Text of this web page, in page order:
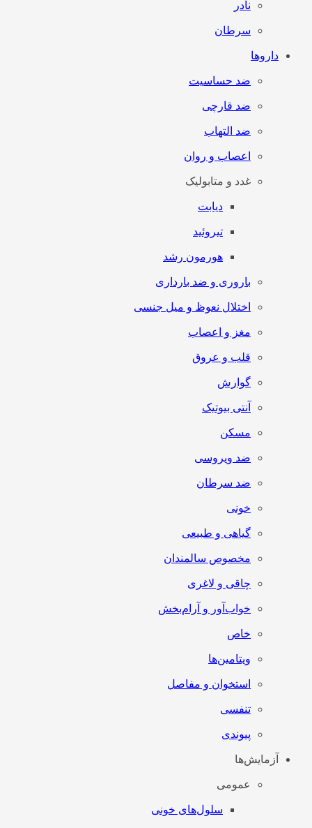
نادر
سرطان
داروها
ضد حساسیت
ضد قارچی
ضد التهاب
اعصاب و روان
غدد و متابولیک
دیابت
تیروئید
هورمون رشد
باروری و ضد بارداری
اختلال نعوظ و میل جنسی
مغز و اعصاب
قلب و عروق
گوارش
آنتی‌ بیوتیک
مسکن
ضد ویروسی
ضد سرطان
خونی
گیاهی و طبیعی
مخصوص سالمندان
چاقی و لاغری
خواب‌آور و آرام‌بخش
خاص
ویتامین‌ها
استخوان و مفاصل
تنفسی
پیوندی
آزمایش‌ها
عمومی
سلول‌های خونی